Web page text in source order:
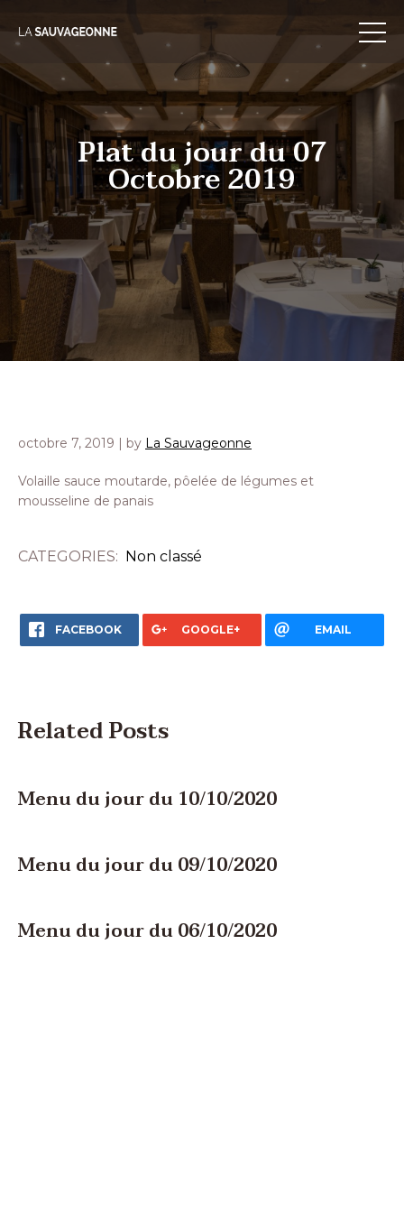
to
content
Plat du jour du 07
Octobre 2019
octobre 7, 2019 | by La Sauvageonne
Volaille sauce moutarde, pôelée de légumes et
mousseline de panais
CATEGORIES: Non classé
FACEBOOK GOOGLE+ EMAIL
Related Posts
Menu du jour du 10/10/2020
Menu du jour du 09/10/2020
Menu du jour du 06/10/2020